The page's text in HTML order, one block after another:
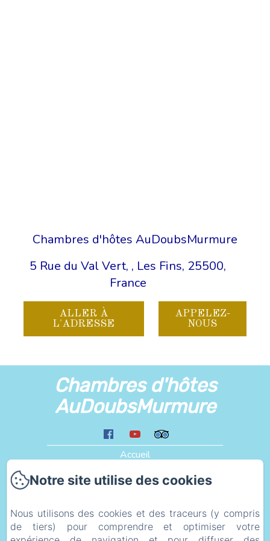
Chambres d'hôtes AuDoubsMurmure
5 Rue du Val Vert, , Les Fins, 25500,
France
ALLER À
L'ADRESSE
APPELEZ-
NOUS
Chambres d'hôtes
AuDoubsMurmure
Accueil
Les Alentours
Plan d'accès
eco_geste
Notre site utilise des cookies
Nous utilisons des cookies et des traceurs (y compris
de tiers) pour comprendre et optimiser votre